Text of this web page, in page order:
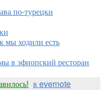
по-турецки
мы ходили есть
в эфиопский ресторан
в evernote